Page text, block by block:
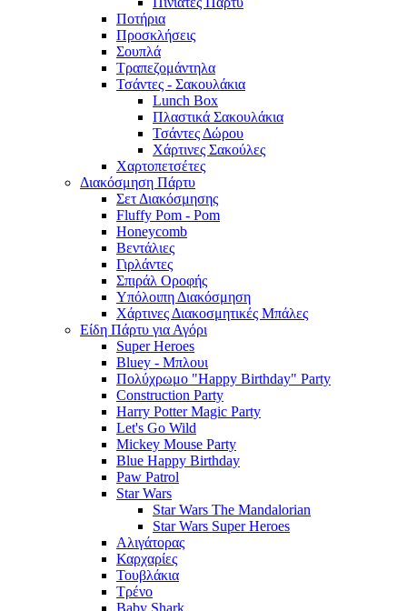
Ποτήρια
Προσκλήσεις
Σουπλά
Τραπεζομάντηλα
Τσάντες - Σακουλάκια
Lunch Box
Πλαστικά Σακουλάκια
Τσάντες Δώρου
Χάρτινες Σακούλες
Χαρτοπετσέτες
Διακόσμηση Πάρτυ
Σετ Διακόσμησης
Fluffy Pom - Pom
Honeycomb
Βεντάλιες
Γιρλάντες
Σπιράλ Οροφής
Υπόλοιπη Διακόσμηση
Χάρτινες Διακοσμητικές Μπάλες
Είδη Πάρτυ για Αγόρι
Super Heroes
Bluey - Μπλουι
Πολύχρωμο "Happy Birthday" Party
Construction Party
Harry Potter Magic Party
Let's Go Wild
Mickey Mouse Party
Blue Happy Birthday
Paw Patrol
Star Wars
Star Wars The Mandalorian
Star Wars Super Heroes
Αλιγάτορας
Καρχαρίες
Τουβλάκια
Τρένο